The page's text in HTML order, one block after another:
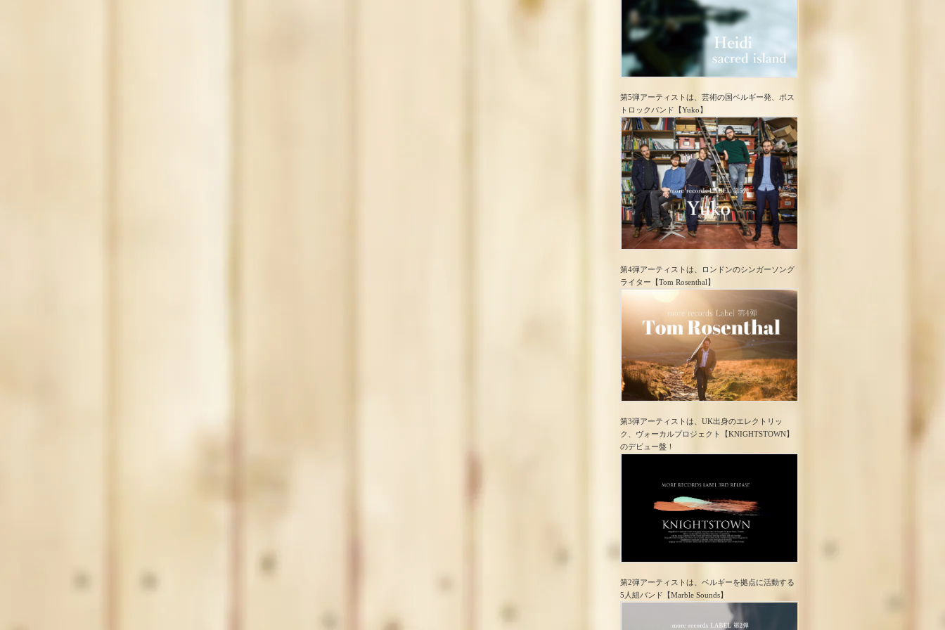
第5弾アーティストは、芸術の国ベルギー発、ポス
トロック​バンド【Yuko】
第4弾アーティストは、ロンドンのシンガーソング
ライター【Tom Rosenthal】
第3弾アーティストは、UK出身のエレクトリッ
ク、ヴォーカルプロジェクト【KNIGHTSTOWN】
のデビュー盤！
第2弾アーティストは、ベルギーを拠点に活動する
5人組バンド【Marble Sounds】